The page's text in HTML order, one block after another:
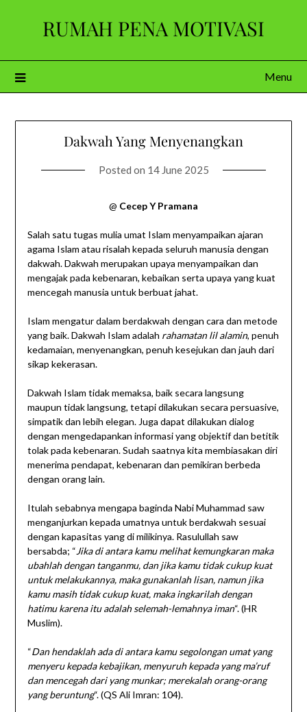
RUMAH PENA MOTIVASI
Menu
Dakwah Yang Menyenangkan
Posted on 14 June 2025
@ Cecep Y Pramana
Salah satu tugas mulia umat Islam menyampaikan ajaran
agama Islam atau risalah kepada seluruh manusia dengan
dakwah. Dakwah merupakan upaya menyampaikan dan
mengajak pada kebenaran, kebaikan serta upaya yang kuat
mencegah manusia untuk berbuat jahat.
Islam mengatur dalam berdakwah dengan cara dan metode
yang baik. Dakwah Islam adalah rahamatan lil alamin, penuh
kedamaian, menyenangkan, penuh kesejukan dan jauh dari
sikap kekerasan.
Dakwah Islam tidak memaksa, baik secara langsung
maupun tidak langsung, tetapi dilakukan secara persuasive,
simpatik dan lebih elegan. Juga dapat dilakukan dialog
dengan mengedapankan informasi yang objektif dan betitik
tolak pada kebenaran. Sudah saatnya kita membiasakan diri
menerima pendapat, kebenaran dan pemikiran berbeda
dengan orang lain.
Itulah sebabnya mengapa baginda Nabi Muhammad saw
menganjurkan kepada umatnya untuk berdakwah sesuai
dengan kapasitas yang di milikinya. Rasulullah saw
bersabda; “Jika di antara kamu melihat kemungkaran maka
ubahlah dengan tanganmu, dan jika kamu tidak cukup kuat
untuk melakukannya, maka gunakanlah lisan, namun jika
kamu masih tidak cukup kuat, maka ingkarilah dengan
hatimu karena itu adalah selemah-lemahnya iman“. (HR
Muslim).
“Dan hendaklah ada di antara kamu segolongan umat yang
menyeru kepada kebajikan, menyuruh kepada yang ma’ruf
dan mencegah dari yang munkar; merekalah orang-orang
yang beruntung“. (QS Ali Imran: 104).